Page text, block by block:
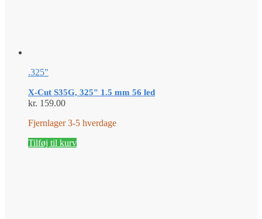
.325"
X-Cut S35G, 325″ 1.5 mm 56 led
kr. 159.00
Fjernlager 3-5 hverdage
Tilføj til kurv